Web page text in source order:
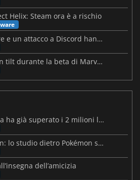
Helix: Steam ora è a rischio
Le mappe dei malware e un attacco a Discord hanno colpito Meccha Chameleon
PlayStation Network in tilt durante la beta di Marvel Tōkon
Resident Evil: Veronica ha già superato i 2 milioni liste dei desideri
Beast of Reincarnation: lo studio dietro Pokémon su una nuova strada
dell’amicizia